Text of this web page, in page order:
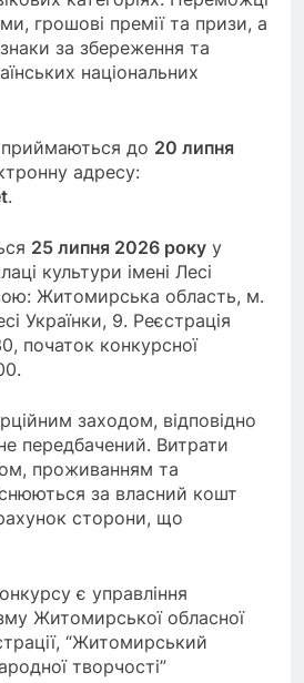
грошові премії та призи, а
за збереження та
національних
до 20 липня
адресу:
.
25 липня 2026 року у
культури імені Лесі
Житомирська область, м.
Українки, 9. Реєстрація
початок конкурсної
заходом, відповідно
передбачений. Витрати
проживанням та
за власний кошт
сторони, що
є управління
Житомирської обласної
“Житомирський
творчості”